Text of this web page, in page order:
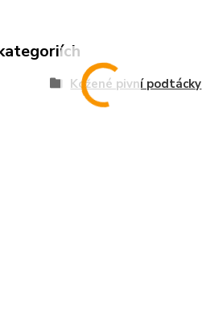
Kožené pivní podtácky